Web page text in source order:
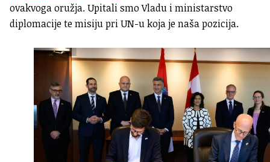
ovakvoga oružja. Upitali smo Vladu i ministarstvo
diplomacije te misiju pri UN-u koja je naša pozicija.